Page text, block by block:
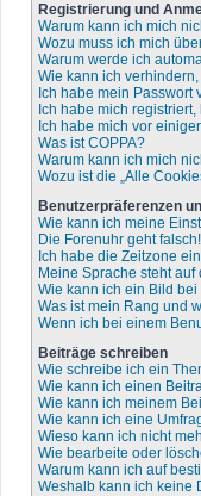
Registrierung und
Warum kann ich mich
Wozu muss ich mich
Warum werde ich
Wie kann ich
Ich habe mein Passwort
Ich habe mich
Ich habe mich vor
Was ist COPPA?
Warum kann ich mich
Wozu ist die „Alle
Benutzerpräferenzen
Wie kann ich meine
Die Forenuhr geht falsch!
Ich habe die Zeitzone
Meine Sprache steht
Wie kann ich ein Bild
Was ist mein Rang und
Wenn ich bei einem
Beiträge schreiben
Wie schreibe ich ein
Wie kann ich einen
Wie kann ich meinem
Wie kann ich eine
Wieso kann ich nicht
Wie bearbeite oder
Warum kann ich auf
Weshalb kann ich keine